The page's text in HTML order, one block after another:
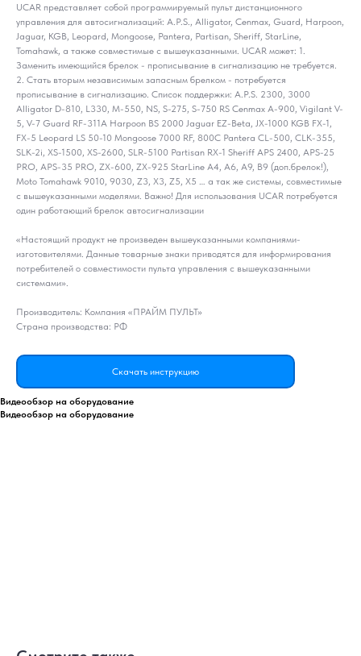
UCAR представляет собой программируемый пульт дистанционного
управления для автосигнализаций: A.P.S., Alligator, Cenmax, Guard, Harpoon,
Jaguar, KGB, Leopard, Mongoose, Pantera, Partisan, Sheriff, StarLine,
Tomahawk, а также совместимые с вышеуказанными. UCAR может: 1.
Заменить имеющийся брелок - прописывание в сигнализацию не требуется.
2. Стать вторым независимым запасным брелком - потребуется
прописывание в сигнализацию. Список поддержки: A.P.S. 2300, 3000
Alligator D-810, L330, M-550, NS, S-275, S-750 RS Cenmax A-900, Vigilant V-
5, V-7 Guard RF-311A Harpoon BS 2000 Jaguar EZ-Beta, JX-1000 KGB FX-1,
FX-5 Leopard LS 50-10 Mongoose 7000 RF, 800C Pantera CL-500, CLK-355,
SLK-2i, XS-1500, XS-2600, SLR-5100 Partisan RX-1 Sheriff APS 2400, APS-25
PRO, APS-35 PRO, ZX-600, ZX-925 StarLine A4, A6, A9, B9 (доп.брелок!),
Moto Tomahawk 9010, 9030, Z3, X3, Z5, X5 … а так же системы, совместимые
с вышеуказанными моделями. Важно! Для использования UCAR потребуется
один работающий брелок автосигнализации
«Настоящий продукт не произведен вышеуказанными компаниями-
изготовителями. Данные товарные знаки приводятся для информирования
потребителей о совместимости пульта управления с вышеуказанными
системами».
Производитель: Компания «ПРАЙМ ПУЛЬТ»
Страна производства: РФ
Скачать инструкцию
Видеообзор на оборудование
Видеообзор на оборудование